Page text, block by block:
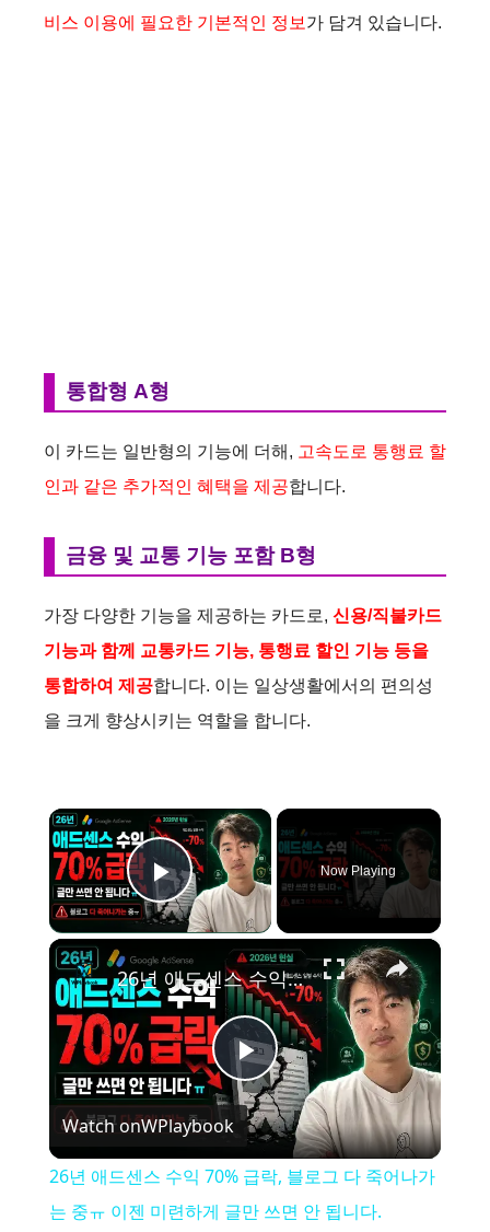
비스 이용에 필요한 기본적인 정보 가 담겨 있습니다.
통합형 A형
이 카드는 일반형의 기능에 더해, 고속도로 통행료 할
인과 같은 추가적인 혜택을 제공합니다.
금융 및 교통 기능 포함 B형
가장 다양한 기능을 제공하는 카드로, 신용/직불카드
기능과 함께 교통카드 기능, 통행료 할인 기능 등을
통합하여 제공합니다. 이는 일상생활에서의 편의성
을 크게 향상시키는 역할을 합니다.
×
Play Video
Now Playing
×
P
l
a
26년 애드센스 수익 70% 급락, 블로그 다 죽어나가는 중ㅠ 이젠 미련하게 글만 쓰면 안 됩니다.
Watch onWPlaybook
26년 애드센스 수익 70% 급락, 블로그 다 죽어나가
는 중ㅠ 이젠 미련하게 글만 쓰면 안 됩니다.